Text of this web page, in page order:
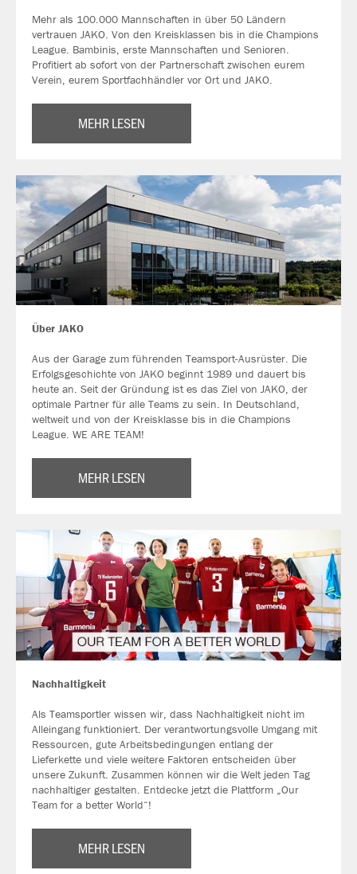
Mehr als 100.000 Mannschaften in über 50 Ländern
vertrauen JAKO. Von den Kreisklassen bis in die Champions
League. Bambinis, erste Mannschaften und Senioren.
Profitiert ab sofort von der Partnerschaft zwischen eurem
Verein, eurem Sportfachhändler vor Ort und JAKO.
MEHR LESEN
Über JAKO
Aus der Garage zum führenden Teamsport-Ausrüster. Die
Erfolgsgeschichte von JAKO beginnt 1989 und dauert bis
heute an. Seit der Gründung ist es das Ziel von JAKO, der
optimale Partner für alle Teams zu sein. In Deutschland,
weltweit und von der Kreisklasse bis in die Champions
League. WE ARE TEAM!
MEHR LESEN
Nachhaltigkeit
Als Teamsportler wissen wir, dass Nachhaltigkeit nicht im
Alleingang funktioniert. Der verantwortungsvolle Umgang mit
Ressourcen, gute Arbeitsbedingungen entlang der
Lieferkette und viele weitere Faktoren entscheiden über
unsere Zukunft. Zusammen können wir die Welt jeden Tag
nachhaltiger gestalten. Entdecke jetzt die Plattform „Our
Team for a better World“!
MEHR LESEN